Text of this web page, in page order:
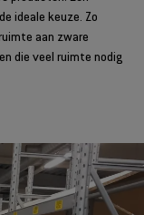
ideale keuze. Zo
aan zware
die veel ruimte nodig